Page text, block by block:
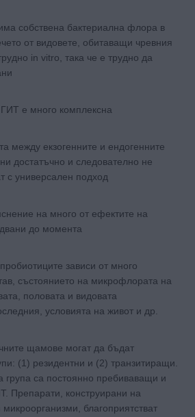
собствена бактериална флора в
от видовете, обитаващи чревния
in vitro, така че е трудно да
е много комплексна
между екзогенните и ендогенните
достатъчно и следователно не
с универсален подход
на много от ефектите на
до момента
зависи от много
състоянието на микрофлората на
половата и видовата
условията на живот и др.
щамове могат да бъдат
(1) резидентни и (2) транзитиращи.
група са постоянно пребиваващи и
Препарати, конструирани на
благоприятстват